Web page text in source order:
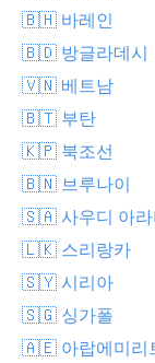
🇧🇭 바레인
🇧🇩 방글라데시
🇻🇳 베트남
🇧🇹 부탄
🇰🇵 북조선
🇧🇳 브루나이
🇸🇦 사우디 아라
🇱🇰 스리랑카
🇸🇾 시리아
🇸🇬 싱가폴
🇦🇪 아랍에미리